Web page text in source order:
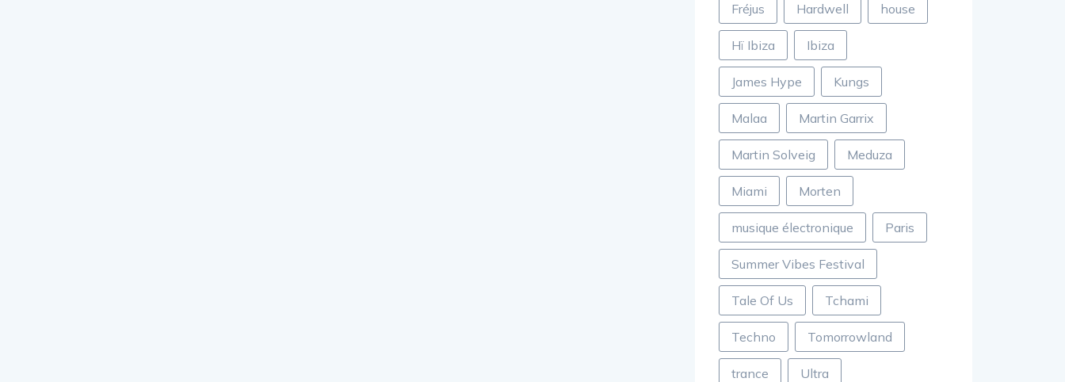
Fréjus Hardwell house
Hï Ibiza Ibiza
James Hype Kungs
Malaa Martin Garrix
Martin Solveig Meduza
Miami Morten
musique électronique Paris
Summer Vibes Festival
Tale Of Us Tchami
Techno Tomorrowland
trance Ultra